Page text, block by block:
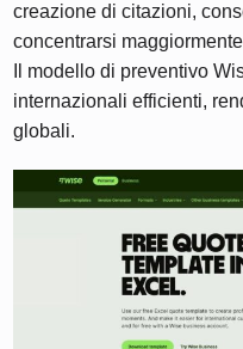
creazione di citazioni,
concentrarsi
Il modello di preventivo
internazionali efficienti,
globali.